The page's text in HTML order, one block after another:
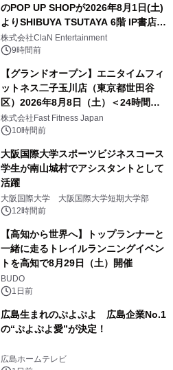
のPOP UP SHOPが2026年8月1日(土)
よりSHIBUYA TSUTAYA 6階 IP書店で
開催決定！！
株式会社ClaN Entertainment
9時間前
【グランドオープン】エニタイムフィ
ットネス二子玉川店（東京都世田谷
区）2026年8月8日（土）＜24時間年
中無休のフィットネスジム＞
株式会社Fast Fitness Japan
10時間前
大阪国際大学スポーツビジネスコース
学生が南山城村でアシスタントとして
活躍
大阪国際大学 大阪国際大学短期大学部
12時間前
【高知から世界へ】トップランナーと
一緒に走るトレイルランニングイベン
トを高知で8月29日（土）開催
BUDO
1日前
広島生まれのぷよぷよ 広島企業No.1
の“ぷよぷよ愛”が決定！
広島ホームテレビ